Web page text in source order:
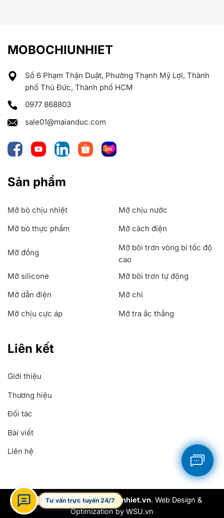
MOBOCHIUNHIET
Số 6 Phạm Thận Duật, Phường Thạnh Mỹ Lợi, Thành
phố Thủ Đức, Thành phố HCM
0977 868803
sale01@maianduc.com
Sản phẩm
Mỡ bò chịu nhiệt
Mỡ chịu nước
Mỡ bò thực phẩm
Mỡ cách điện
Mỡ đồng
Mỡ bôi trơn vòng bi tốc độ
cao
Mỡ silicone
Mỡ bôi trơn tự động
Mỡ dẫn điện
Mỡ chì
Mỡ chịu cực áp
Mỡ tra ắc thắng
Liên kết
Giới thiệu
Thương hiệu
Đối tác
Bài viết
Liên hệ
Copyright 2026 ©Mobochiunhiet.vn. Web Design &
Optimization by WSU.vn
Tư vấn trực tuyến 24/7